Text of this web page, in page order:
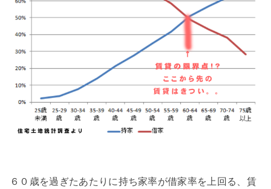
６０歳を過ぎたあたりに持ち家率が借家率を上回る、賃